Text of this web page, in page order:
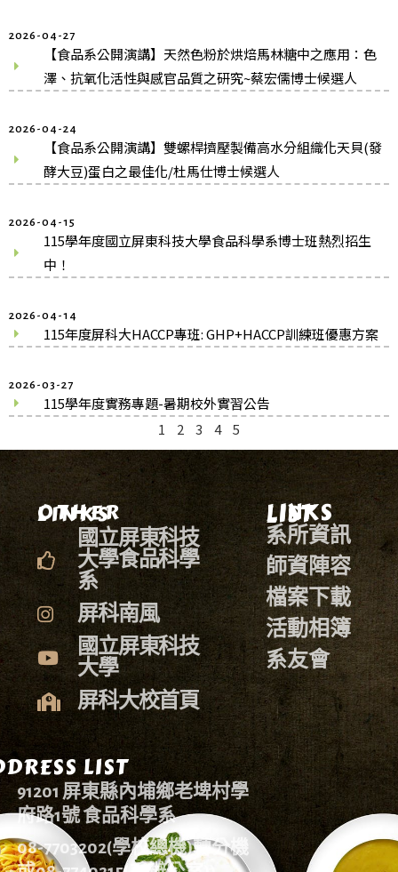
2026-04-27
【食品系公開演講】天然色粉於烘焙馬林糖中之應用：色
澤、抗氧化活性與感官品質之研究~蔡宏儒博士候選人
2026-04-24
【食品系公開演講】雙螺桿擠壓製備高水分組織化天貝(發
酵大豆)蛋白之最佳化/杜馬仕博士候選人
2026-04-15
115學年度國立屏東科技大學食品科學系博士班熱烈招生
中！
2026-04-14
115年度屏科大HACCP專班: GHP+HACCP訓練班優惠方案
2026-03-27
115學年度實務專題-暑期校外實習公告
1
2 3 4 5
LIST
91201 屏東縣內埔鄉老埤村學
府路1號 食品科學系
08-7703202(學校總機)轉分機
LINKS LIST
系所資訊
師資陣容
檔案下載
活動相簿
系友會
OTHER LINKS
國立屏東科技
大學食品科學
系
屏科南風
國立屏東科技
大學
屏科大校首頁